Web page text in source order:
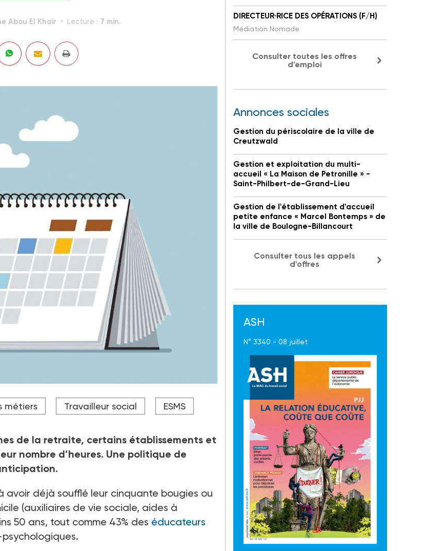
Abou El Khair Lecture : 7 min.
métiers Travailleur social ESMS
de la retraite, certains établissements et
nombre d’heures. Une politique de
avoir déjà soufflé leur cinquante bougies ou
(auxiliaires de vie sociale, aides à
50 ans, tout comme 43% des éducateurs
DIRECTEUR·RICE DES OPÉRATIONS (F/H)
Médiation Nomade
Consulter toutes les offres
d'emploi
Annonces sociales
Gestion du périscolaire de la ville de
Creutzwald
Gestion et exploitation du multi-
accueil « La Maison de Petronille » -
Saint-Philbert-de-Grand-Lieu
Gestion de l'établissement d'accueil
petite enfance « Marcel Bontemps » de
la ville de Boulogne-Billancourt
Consulter tous les appels
d'offres
ASH
N° 3340 - 08 juillet